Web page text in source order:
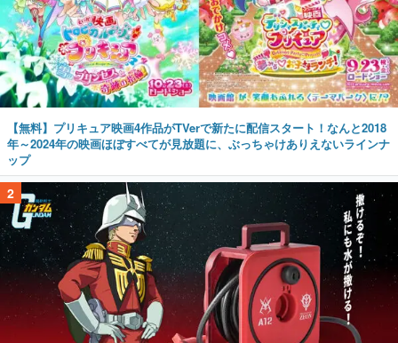
【無料】プリキュア映画4作品がTVerで新たに配信スタート！なんと2018
年～2024年の映画ほぼすべてが見放題に、ぶっちゃけありえないラインナ
ップ
2